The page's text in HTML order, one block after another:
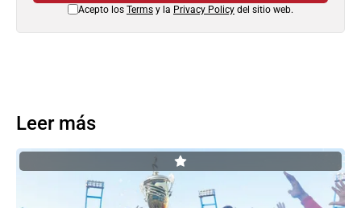
Acepto los Terms y la Privacy Policy del sitio web.
Leer más